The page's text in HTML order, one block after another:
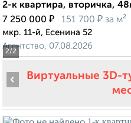
2/2
2-к квартира, вторичка,
7 250 000 ₽ 151 700 ₽ за м²
мкр. 11-й, Есенина 52
Агентство, 07.08.2026
Виртуальные 3D-
‹